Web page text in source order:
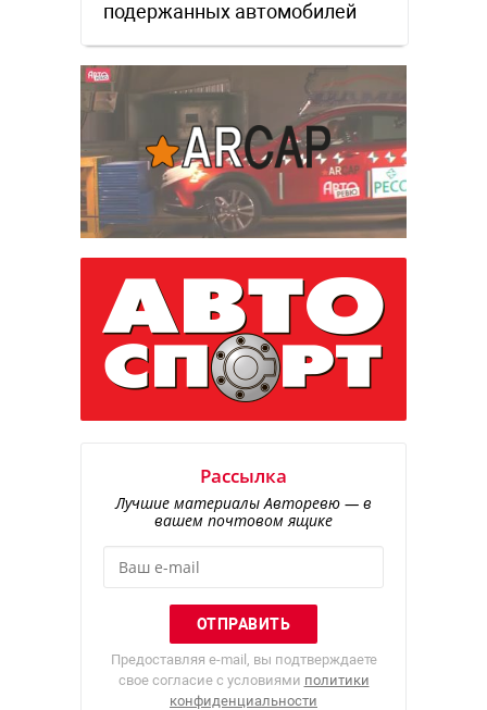
подержанных автомобилей
Рассылка
Лучшие материалы Авторевю — в
вашем почтовом ящике
Предоставляя e-mail, вы подтверждаете
свое согласие с условиями политики
конфиденциальности